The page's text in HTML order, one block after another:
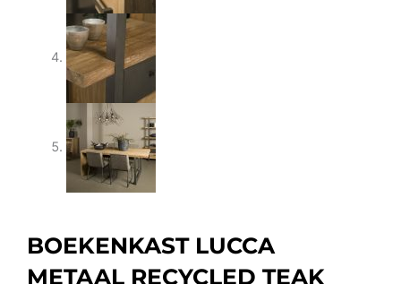
BOEKENKAST LUCCA
METAAL RECYCLED TEAK